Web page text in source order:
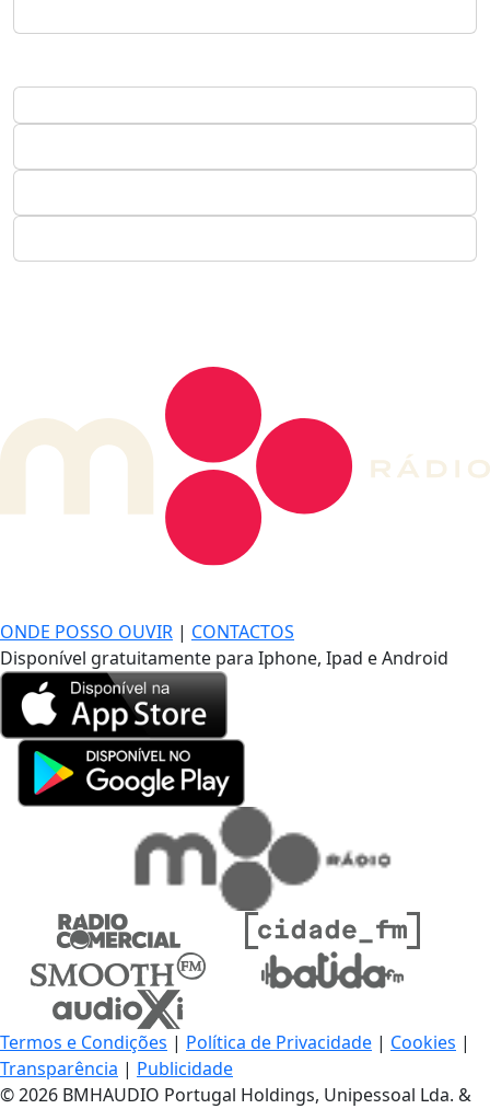
ONDE POSSO OUVIR | CONTACTOS
Disponível gratuitamente para Iphone, Ipad e Android
Termos e Condições | Política de Privacidade | Cookies |
Transparência | Publicidade
© 2026 BMHAUDIO Portugal Holdings, Unipessoal Lda. &